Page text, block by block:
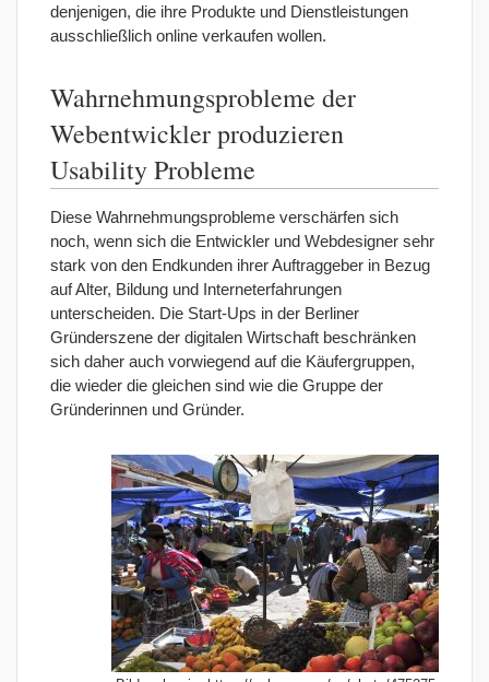
denjenigen, die ihre Produkte und Dienstleistungen
ausschließlich online verkaufen wollen.
Wahrnehmungsprobleme der
Webentwickler produzieren
Usability Probleme
Diese Wahrnehmungsprobleme verschärfen sich
noch, wenn sich die Entwickler und Webdesigner sehr
stark von den Endkunden ihrer Auftraggeber in Bezug
auf Alter, Bildung und Interneterfahrungen
unterscheiden. Die Start-Ups in der Berliner
Gründerszene der digitalen Wirtschaft beschränken
sich daher auch vorwiegend auf die Käufergruppen,
die wieder die gleichen sind wie die Gruppe der
Gründerinnen und Gründer.